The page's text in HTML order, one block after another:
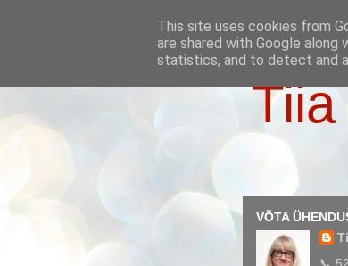
VÕTA
This site uses cookies from
are shared with Google
statistics, and to detect and